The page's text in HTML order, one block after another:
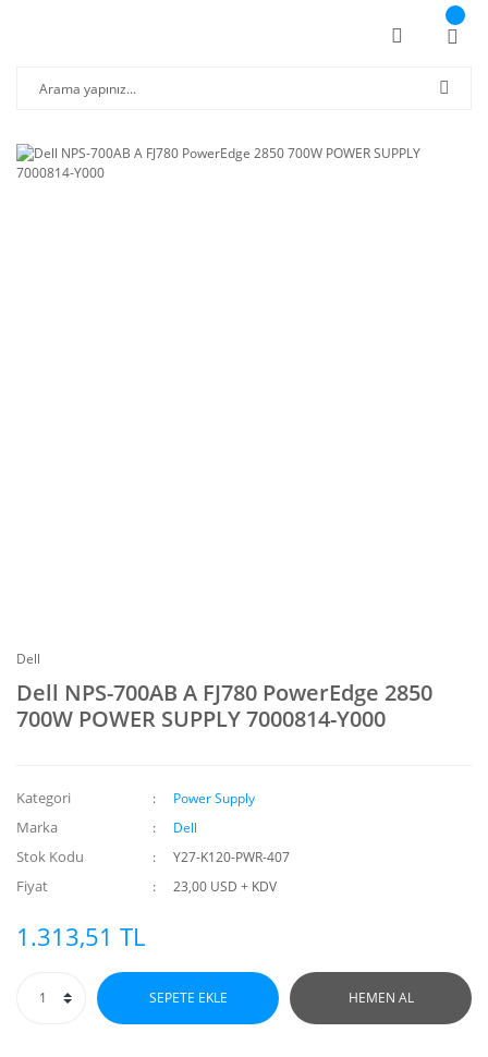
Dell
Dell NPS-700AB A FJ780 PowerEdge 2850
700W POWER SUPPLY 7000814-Y000
Kategori Power Supply
Marka Dell
Stok Kodu Y27-K120-PWR-407
Fiyat 23,00 USD + KDV
1.313,51 TL
SEPETE EKLE HEMEN AL